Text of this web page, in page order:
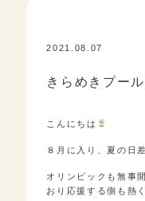
2021.08.07
きらめきプー
こんにちは
８月に入り、夏の日
オリンピックも無事
おり応援する側も熱